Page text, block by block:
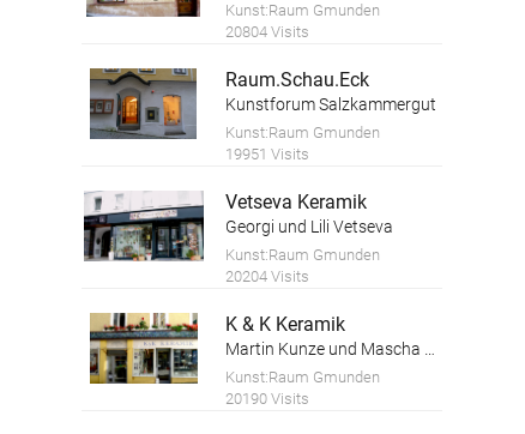
Kunst:Raum Gmunden
20804 Visits
Raum.Schau.Eck
Kunstforum Salzkammergut
Kunst:Raum Gmunden
19951 Visits
Vetseva Keramik
Georgi und Lili Vetseva
Kunst:Raum Gmunden
20204 Visits
K & K Keramik
Kunst:Raum Gmunden
20190 Visits